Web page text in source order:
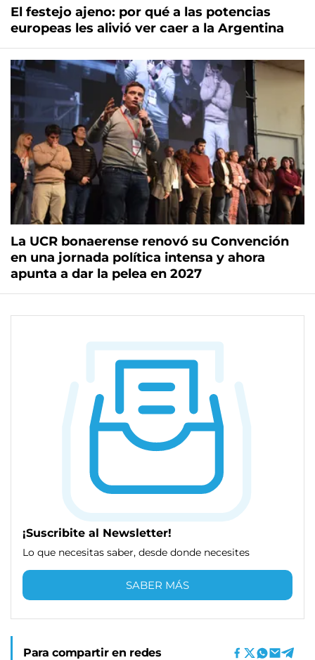
El festejo ajeno: por qué a las potencias
europeas les alivió ver caer a la Argentina
La UCR bonaerense renovó su Convención
en una jornada política intensa y ahora
apunta a dar la pelea en 2027
¡Suscribite al Newsletter!
Lo que necesitas saber, desde donde necesites
SABER MÁS
Para compartir en redes